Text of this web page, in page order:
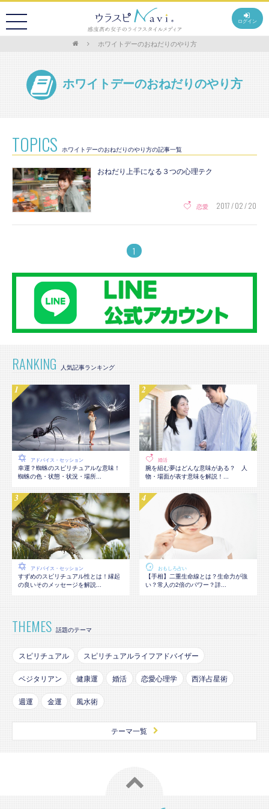
ログイン
ホワイトデーのおねだりのやり方
ホワイトデーのおねだりのやり方
TOPICS ホワイトデーのおねだりのやり方の記事一覧
おねだり上手になる３つの心理テク
恋愛 2017 / 02 / 20
1
RANKING
アドバイス・セッション
幸運？蜘蛛のスピリチュアルな意味！
蜘蛛の色・状態・状況・場所...
婚活
腕を組む夢はどんな意味がある？ 人
物・場面が表す意味を解説！...
アドバイス・セッション
すずめのスピリチュアル性とは！縁起
の良いそのメッセージを解説...
おもしろ占い
【手相】二重生命線とは？生命力が強
い？常人の2倍のパワー？詳...
THEMES 話題のテーマ
スピリチュアル スピリチュアルライフアドバイザー
ベジタリアン 健康運 婚活 恋愛心理学 西洋占星術
週運 金運 風水術
テーマ一覧